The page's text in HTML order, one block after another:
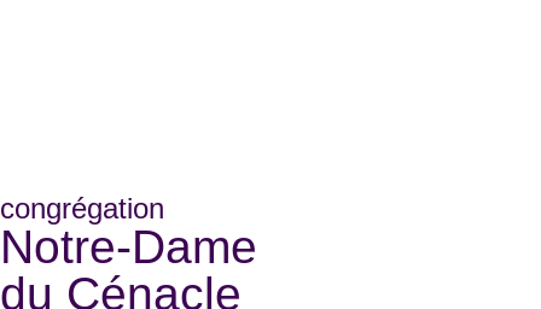
congrégation
Notre-Dame
du Cénacle